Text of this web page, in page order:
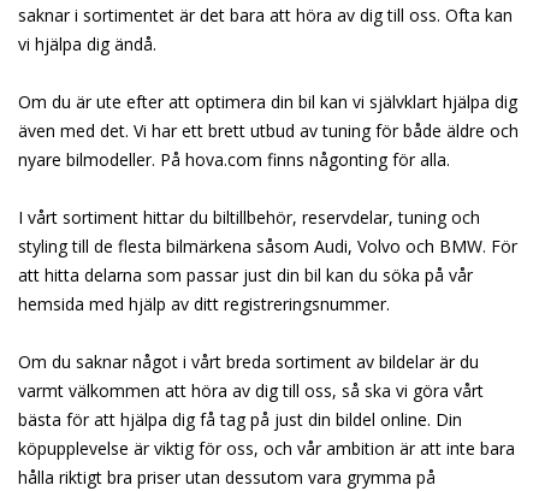
saknar i sortimentet är det bara att höra av dig till oss. Ofta kan
vi hjälpa dig ändå.
Om du är ute efter att optimera din bil kan vi självklart hjälpa dig
även med det. Vi har ett brett utbud av tuning för både äldre och
nyare bilmodeller. På hova.com finns någonting för alla.
I vårt sortiment hittar du biltillbehör, reservdelar, tuning och
styling till de flesta bilmärkena såsom Audi, Volvo och BMW. För
att hitta delarna som passar just din bil kan du söka på vår
hemsida med hjälp av ditt registreringsnummer.
Om du saknar något i vårt breda sortiment av bildelar är du
varmt välkommen att höra av dig till oss, så ska vi göra vårt
bästa för att hjälpa dig få tag på just din bildel online. Din
köpupplevelse är viktig för oss, och vår ambition är att inte bara
hålla riktigt bra priser utan dessutom vara grymma på